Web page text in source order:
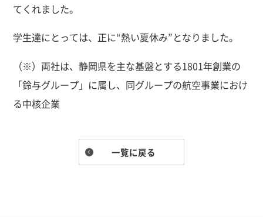
てくれました。
学生達にとっては、正に“熱い夏休み”となりました。
（※）両社は、静岡県を主な基盤とする1801年創業の
「鈴与グループ」に属し、同グループの航空事業におけ
る中核企業
一覧に戻る